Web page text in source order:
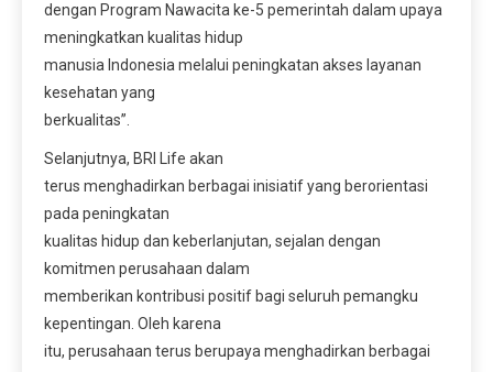
dengan Program Nawacita ke-5 pemerintah dalam upaya
meningkatkan kualitas hidup
manusia Indonesia melalui peningkatan akses layanan
kesehatan yang
berkualitas”.
Selanjutnya, BRI Life akan
terus menghadirkan berbagai inisiatif yang berorientasi
pada peningkatan
kualitas hidup dan keberlanjutan, sejalan dengan
komitmen perusahaan dalam
memberikan kontribusi positif bagi seluruh pemangku
kepentingan. Oleh karena
itu, perusahaan terus berupaya menghadirkan berbagai